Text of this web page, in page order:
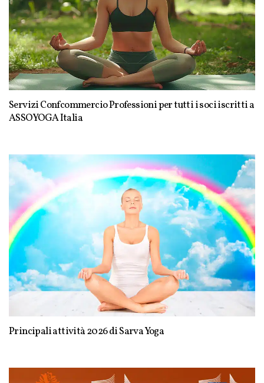
Servizi Confcommercio Professioni per tutti i soci iscritti a
ASSOYOGA Italia
Principali attività 2026 di Sarva Yoga